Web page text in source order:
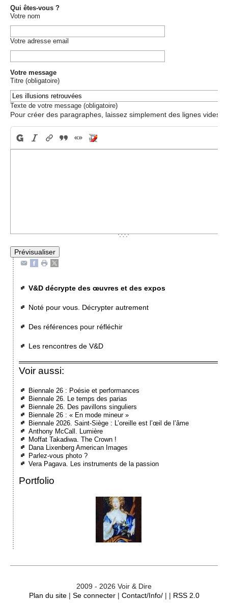
Qui êtes-vous ?
Votre nom
Votre adresse email
Votre message
Titre (obligatoire)
Texte de votre message (obligatoire)
Pour créer des paragraphes, laissez simplement des lignes vides.
V&D décrypte des œuvres et des expos
Noté pour vous. Décrypter autrement
Des références pour réfléchir
Les rencontres de V&D
Voir aussi:
Biennale 26 : Poésie et performances
Biennale 26. Le temps des parias
Biennale 26. Des pavillons singuliers
Biennale 26 : « En mode mineur »
Biennale 2026. Saint-Siège : L’oreille est l’œil de l’âme
Anthony McCall. Lumière
Moffat Takadiwa. The Crown !
Dana Lixenberg American Images
Parlez-vous photo ?
Vera Pagava. Les instruments de la passion
Portfolio
2009 - 2026 Voir & Dire
Plan du site| Se connecter| Contact/Info/| | RSS 2.0